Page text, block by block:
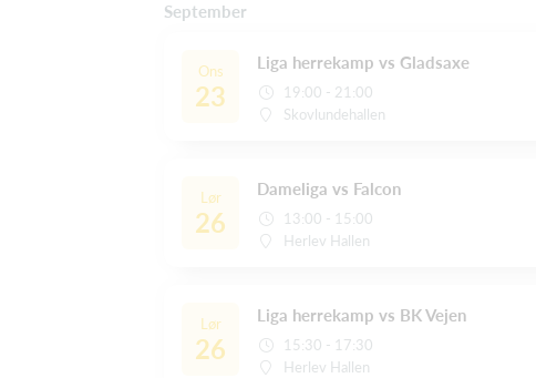
September
Ons
23
Liga herrekamp vs Gladsaxe
19:00 - 21:00
Skovlundehallen
Lør
26
Dameliga vs Falcon
13:00 - 15:00
Herlev Hallen
Lør
26
Liga herrekamp vs BK Vejen
15:30 - 17:30
Herlev Hallen